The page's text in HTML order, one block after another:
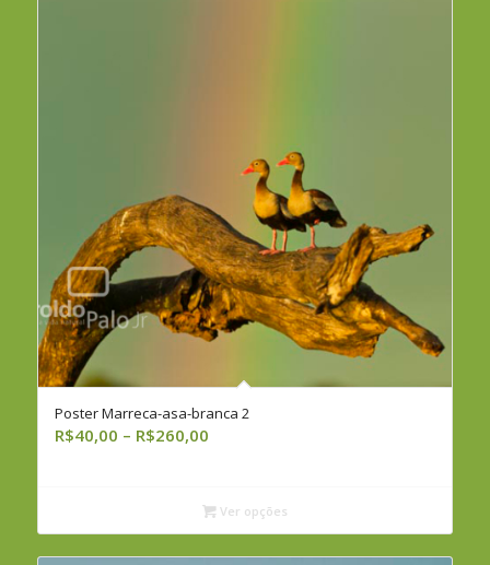
Poster Marreca-asa-branca 2
R$40,00 – R$260,00Faixa
R$40,00
através
Ver opções